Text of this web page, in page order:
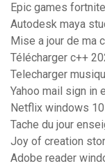
Epic games
Autodesk maya
Mise a jour de ma
Télécharger c++
Telecharger
Yahoo mail sign in
Netflix windows
Tache du jour
Joy of creation
Adobe reader